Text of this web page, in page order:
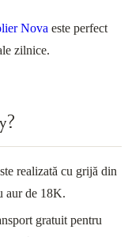
Nova este perfect
zilnice.
realizată cu grijă din
aur de 18K.
gratuit pentru